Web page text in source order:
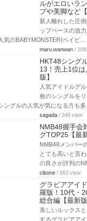
ルがエロいラ
プや美脚など
新人離れした圧
ップベースの迫
気のBABYMONSTER(ベイビ…
maru.wanwan /
HKT48シング
13！売上1位
版】
人気アイドルグ
枚のシングルを
ングルの人気が気になる方も
sagada / 349 view
NMB48握手会
グTOP25【最
NMB48メンバー
とても高いと言
の良さが評判の
cibone / 863 view
グラビアアイ
羅版！10代・
総合編【最新
美しいルックス
するグラビアア